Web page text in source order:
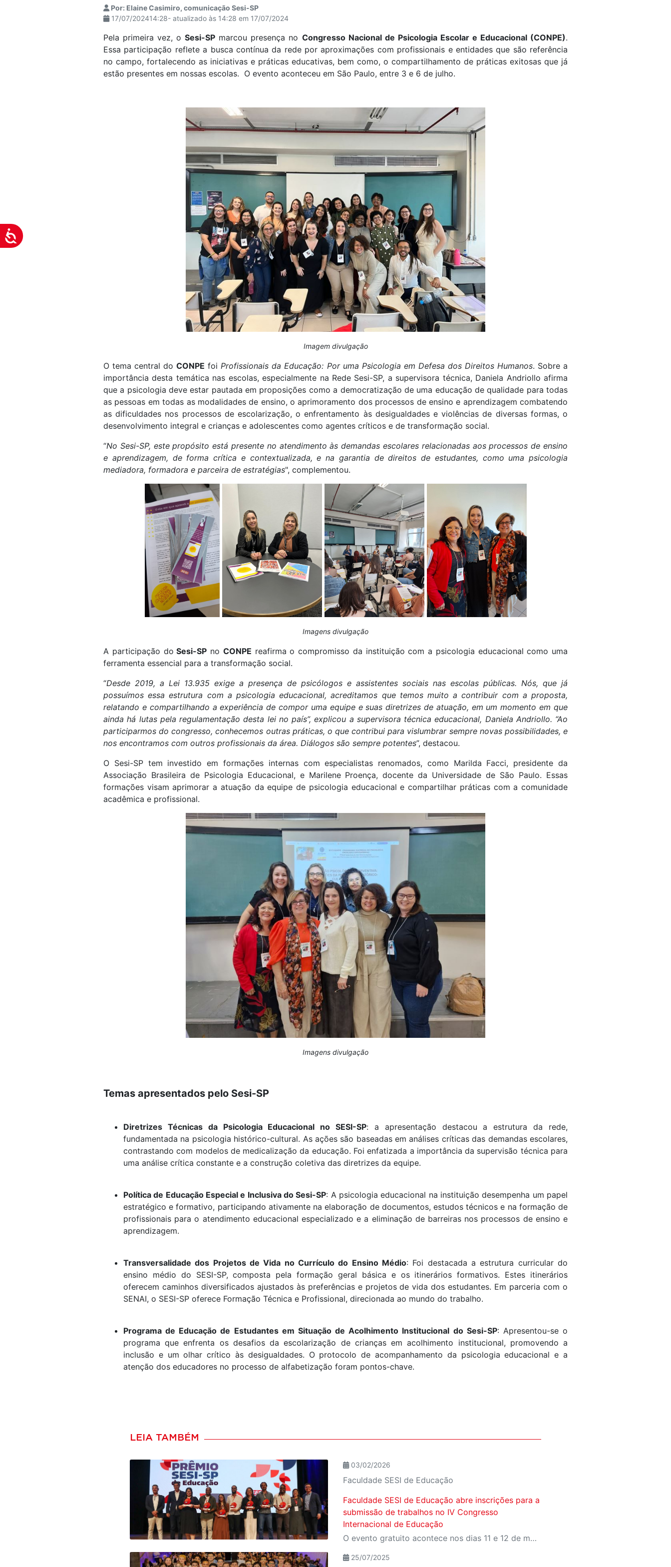
Acessibilidade
Por: Elaine Casimiro, comunicação Sesi-SP
17/07/202414:28- atualizado às 14:28 em 17/07/2024
Pela primeira vez, oSesi-SP marcou presença no Congresso Nacional de Psicologia Escolar e Educacional (CONPE).
Essa participação reflete a busca contínua da rede por aproximações com profissionais e entidades que são referência
no campo, fortalecendo as iniciativas e práticas educativas, bem como, o compartilhamento de práticas exitosas que já
estão presentes em nossas escolas. O evento aconteceu em São Paulo, entre 3 e 6 de julho.
Imagem divulgação
O tema central doCONPE foiProfissionais da Educação: Por uma Psicologia em Defesa dos Direitos Humanos. Sobre a
importância desta temática nas escolas, especialmente na Rede Sesi-SP, a supervisora técnica, Daniela Andriollo afirma
que a psicologia deve estar pautada em proposições como a democratização de uma educação de qualidade para todas
as pessoas em todas as modalidades de ensino, o aprimoramento dos processos de ensino e aprendizagem combatendo
as dificuldades nos processos de escolarização, o enfrentamento às desigualdades e violências de diversas formas, o
desenvolvimento integral e crianças e adolescentes como agentes críticos e de transformação social.
“No Sesi-SP, este propósito está presente no atendimento às demandas escolares relacionadas aos processos de ensino
e aprendizagem, de forma crítica e contextualizada, e na garantia de direitos de estudantes, como uma psicologia
mediadora, formadora e parceira de estratégias", complementou.
Imagens divulgação
A participação do Sesi-SP no CONPE reafirma o compromisso da instituição com a psicologia educacional como uma
ferramenta essencial para a transformação social.
“Desde 2019, a Lei 13.935 exige a presença de psicólogos e assistentes sociais nas escolas públicas. Nós, que já
possuímos essa estrutura com a psicologia educacional, acreditamos que temos muito a contribuir com a proposta,
relatando e compartilhando a experiência de compor uma equipe e suas diretrizes de atuação, em um momento em que
ainda há lutas pela regulamentação desta lei no país”, explicou a supervisora técnica educacional, Daniela Andriollo. “Ao
participarmos do congresso, conhecemos outras práticas, o que contribui para vislumbrar sempre novas possibilidades, e
nos encontramos com outros profissionais da área. Diálogos são sempre potentes”, destacou.
O Sesi-SP tem investido em formações internas com especialistas renomados, como Marilda Facci, presidente da
Associação Brasileira de Psicologia Educacional, e Marilene Proença, docente da Universidade de São Paulo. Essas
formações visam aprimorar a atuação da equipe de psicologia educacional e compartilhar práticas com a comunidade
acadêmica e profissional.
Imagens divulgação
Temas apresentados pelo Sesi-SP
Diretrizes Técnicas da Psicologia Educacional no SESI-SP: a apresentação destacou a estrutura da rede,
fundamentada na psicologia histórico-cultural. As ações são baseadas em análises críticas das demandas escolares,
contrastando com modelos de medicalização da educação. Foi enfatizada a importância da supervisão técnica para
uma análise crítica constante e a construção coletiva das diretrizes da equipe.
Política de Educação Especial e Inclusiva do Sesi-SP: A psicologia educacional na instituição desempenha um papel
estratégico e formativo, participando ativamente na elaboração de documentos, estudos técnicos e na formação de
profissionais para o atendimento educacional especializado e a eliminação de barreiras nos processos de ensino e
aprendizagem.
Transversalidade dos Projetos de Vida no Currículo do Ensino Médio: Foi destacada a estrutura curricular do
ensino médio do SESI-SP, composta pela formação geral básica e os itinerários formativos. Estes itinerários
oferecem caminhos diversificados ajustados às preferências e projetos de vida dos estudantes. Em parceria com o
SENAI, o SESI-SP oferece Formação Técnica e Profissional, direcionada ao mundo do trabalho.
Programa de Educação de Estudantes em Situação de Acolhimento Institucional do Sesi-SP: Apresentou-se o
programa que enfrenta os desafios da escolarização de crianças em acolhimento institucional, promovendo a
inclusão e um olhar crítico às desigualdades. O protocolo de acompanhamento da psicologia educacional e a
atenção dos educadores no processo de alfabetização foram pontos-chave.
LEIA TAMBÉM
03/02/2026
Faculdade SESI de Educação
Faculdade SESI de Educação abre inscrições para a
submissão de trabalhos no IV Congresso
Internacional de Educação
O evento gratuito acontece nos dias 11 e 12 de maio e reunirá especialistas em torno do tema “Educação que Transforma”. As vagas para participação presencial são limitadas, e a submissão de trabalhos pode ser feita até 31 de março
25/07/2025